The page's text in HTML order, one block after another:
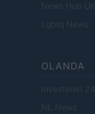
News Hub UK
Lgbtq News
OLANDA
Investeren 24
NL Newz